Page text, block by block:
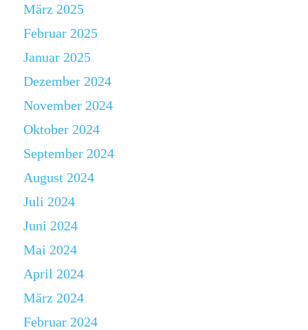
März 2025
Februar 2025
Januar 2025
Dezember 2024
November 2024
Oktober 2024
September 2024
August 2024
Juli 2024
Juni 2024
Mai 2024
April 2024
März 2024
Februar 2024